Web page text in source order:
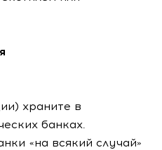
храните в
банках.
«на всякий случай»